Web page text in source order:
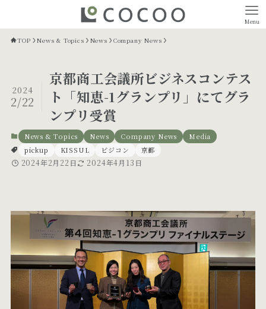
Menu
TOP News & Topics News Company News
京都商工会議所ビジネスコンテス
ト「知恵-1グランプリ」にてグラ
ンプリ受賞
2024
2/22
News & Topics News Company News
Media
pickup
KISSUL ビジコン 京都
2024年2月22日 2024年4月13日